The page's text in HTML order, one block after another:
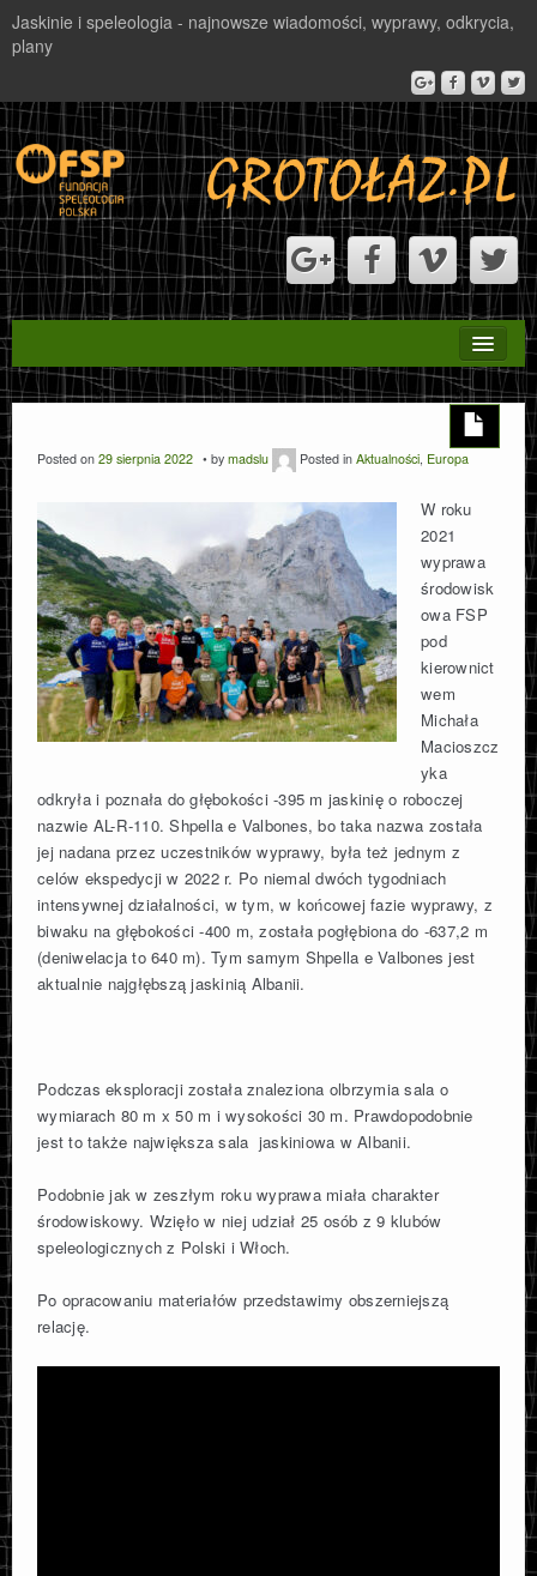
Jaskinie i speleologia - najnowsze wiadomości, wyprawy, odkrycia,
plany
KATALOG WYPRAW POLSKICH
SZACHOWNICA
CAVE SNIPER
KONTAKT
Posted on 29 sierpnia 2022 by madslu Posted in Aktualności Europa
W roku
2021
wyprawa
środowisk
owa FSP
pod
kierownict
wem
Michała
Macioszcz
yka
odkryła i poznała do głębokości -395 m jaskinię o roboczej
nazwie AL-R-110. Shpella e Valbones, bo taka nazwa została
jej nadana przez uczestników wyprawy, była też jednym z
celów ekspedycji w 2022 r. Po niemal dwóch tygodniach
intensywnej działalności, w tym, w końcowej fazie wyprawy, z
biwaku na głębokości -400 m, została pogłębiona do -637,2 m
(deniwelacja to 640 m). Tym samym Shpella e Valbones jest
aktualnie najgłębszą jaskinią Albanii.
Podczas eksploracji została znaleziona olbrzymia sala o
wymiarach 80 m x 50 m i wysokości 30 m. Prawdopodobnie
jest to także największa sala jaskiniowa w Albanii.
Podobnie jak w zeszłym roku wyprawa miała charakter
środowiskowy. Wzięło w niej udział 25 osób z 9 klubów
speleologicznych z Polski i Włoch.
Po opracowaniu materiałów przedstawimy obszerniejszą
relację.